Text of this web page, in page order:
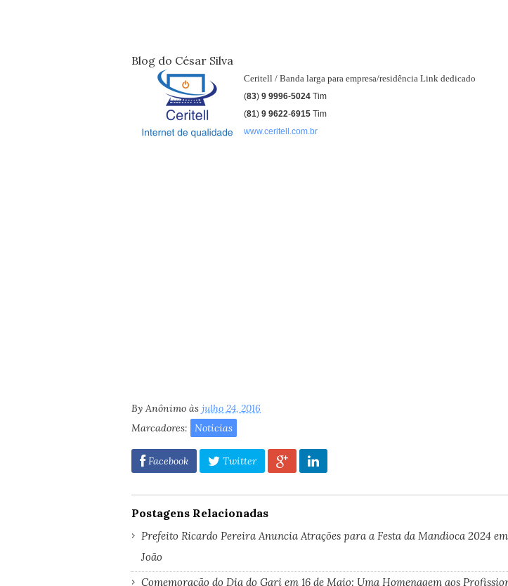
Blog do César Silva
Ceritell / Banda larga para empresa/residência Link dedicado
(83) 9 9996-5024 Tim
(81) 9 9622-6915 Tim
www.ceritell.com.br
By Anônimo às julho 24, 2016
Marcadores:
Noticias
Facebook Twitter
Postagens Relacionadas
Prefeito Ricardo Pereira Anuncia Atrações para a Festa da Mandioca 2024
João
Comemoração do Dia do Gari em 16 de Maio: Uma Homenagem aos